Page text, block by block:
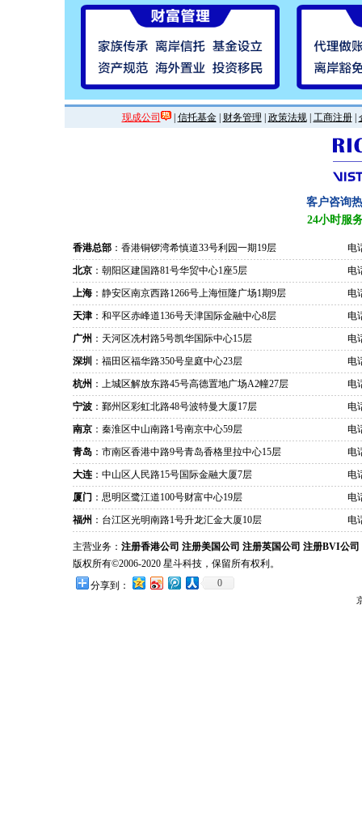
现成公司 | 信托基金| 财务管理 政策法规| 工商注册|
客户咨询
24小时服
香港总部 ：香港铜锣湾希慎道33号利园一期19层
电
北京 ：朝阳区建国路81号华贸中心1座5层
电
上海 ：静安区南京西路1266号上海恒隆广场1期9层
电
天津 ：和平区赤峰道136号天津国际金融中心8层
电
广州 ：天河区冼村路5号凯华国际中心15层
电
深圳 ：福田区福华路350号皇庭中心23层
电
杭州 ：上城区解放东路45号高德置地广场A2幢27层
电
宁波 ：鄞州区彩虹北路48号波特曼大厦17层
电
南京 ：秦淮区中山南路1号南京中心59层
电
青岛 ：市南区香港中路9号青岛香格里拉中心15层
电
大连 ：中山区人民路15号国际金融大厦7层
电
厦门 ：思明区鹭江道100号财富中心19层
电
福州 ：台江区光明南路1号升龙汇金大厦10层 电
主营业务： 注册香港公司 注册美国公司 注册英国公司 注册BVI公司
版权所有©2006-2020 星斗科技，保留所有权利。
分享到：
0